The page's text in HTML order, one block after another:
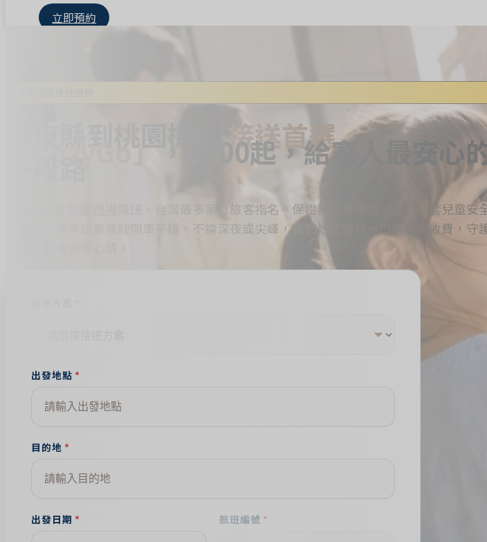
立即預約
屏東縣到桃園機場接送首選
「CozyGo」 ，8100起，給家人最安心
接送，台灣最多家庭旅客指名。保證無菸車環境、提供全套兒童安
椅預約、專業職業駕駛開車平穩。不論深夜或尖峰，我們始終堅持一口價透明收費，守
出發地點
目的地
出發日期 航班編號